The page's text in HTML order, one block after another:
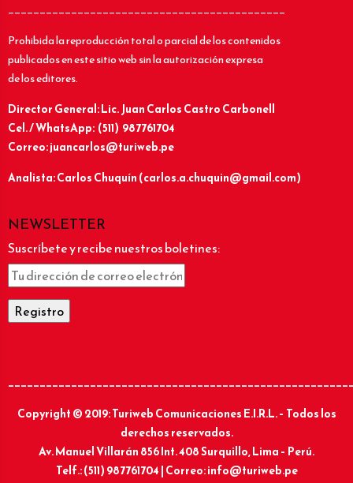
____________________________________________
Prohibida la reproducción total o parcial de los contenidos
publicados en este sitio web sin la autorización expresa
de los editores.
Director General: Lic.Juan Carlos Castro Carbonell
Cel. / WhatsApp: (511) 987761704
Correo: juancarlos@turiweb.pe
Analista: Carlos Chuquín (carlos.a.chuquin@gmail.com)
NEWSLETTER
Suscríbete y recibe nuestros boletines:
Copyright © 2019: Turiweb Comunicaciones E.I.R.L. – Todos los
derechos reservados.
Av. Manuel Villarán 856 Int. 408 Surquillo, Lima – Perú.
Telf.: (511) 987761704 | Correo: info@turiweb.pe